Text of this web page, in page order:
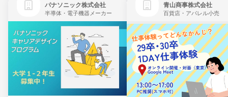
パナソニック株式会社
半導体・電子機器メーカー
青山商事株式会社
百貨店・アパレル小売